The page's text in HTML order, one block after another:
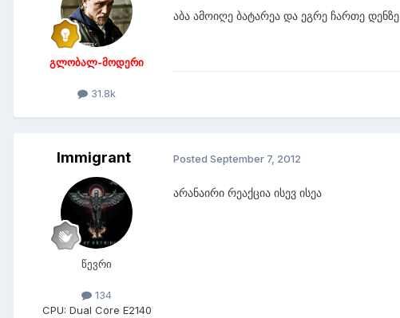
გლობალ-მოდერი
31.8k
აბა ამოიღე ბატარეა და ეგრე ჩართე დენზე
Immigrant
წევრი
134
CPU: Dual Core E2140
Posted September 7, 2012
არანაირი რეაქცია ისევ ისეა